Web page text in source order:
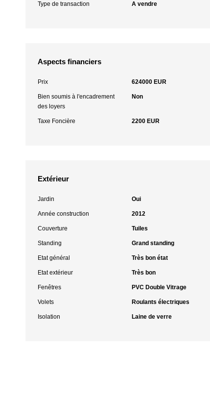
Type de transaction A vendre
Aspects financiers
Prix 624000 EUR
Bien soumis à l'encadrement
des loyers
Non
Taxe Foncière 2200 EUR
Extérieur
Jardin Oui
Année construction 2012
Couverture Tuiles
Standing Grand standing
Etat général Très bon état
Etat extérieur Très bon
Fenêtres PVC Double Vitrage
Volets Roulants électriques
Isolation Laine de verre